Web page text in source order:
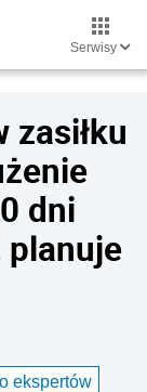
Serwisy
zasiłku
dni
planuje
ekspertów